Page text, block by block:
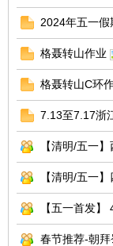
户
2024年五一
格聂转山作业
格聂转山C环
7.13至7.17浙
【清明/五一
【清明/五一
【五一首发
春节推荐-朝